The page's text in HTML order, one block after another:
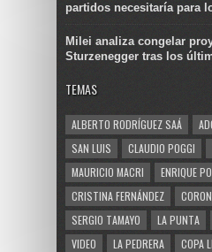
partidos necesitaría para
Milei analiza congelar
Sturzenegger tras los
TEMAS
ALBERTO RODRÍGUEZ SAÁ
SAN LUIS
CLAUDIO POGGI
MAURICIO MACRI
ENRIQUE
CRISTINA FERNÁNDEZ
SERGIO TAMAYO
LA PUNTA
VIDEO
LA PEDRERA
COPA